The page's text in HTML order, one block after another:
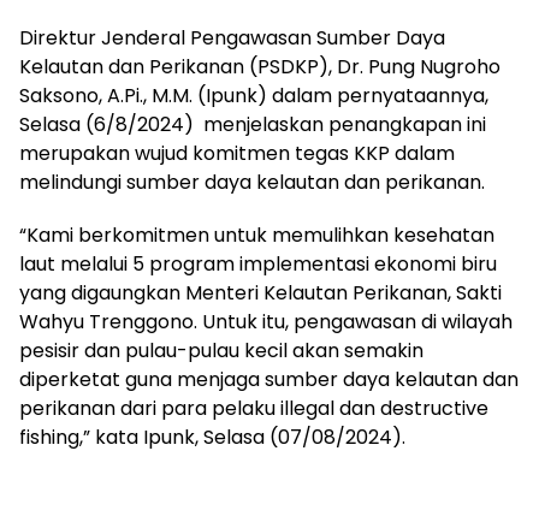
Direktur Jenderal Pengawasan Sumber Daya
Kelautan dan Perikanan (PSDKP), Dr. Pung Nugroho
Saksono, A.Pi., M.M. (Ipunk) dalam pernyataannya,
Selasa (6/8/2024) menjelaskan penangkapan ini
merupakan wujud komitmen tegas KKP dalam
melindungi sumber daya kelautan dan perikanan.
“Kami berkomitmen untuk memulihkan kesehatan
laut melalui 5 program implementasi ekonomi biru
yang digaungkan Menteri Kelautan Perikanan, Sakti
Wahyu Trenggono. Untuk itu, pengawasan di wilayah
pesisir dan pulau-pulau kecil akan semakin
diperketat guna menjaga sumber daya kelautan dan
perikanan dari para pelaku illegal dan destructive
fishing,” kata Ipunk, Selasa (07/08/2024).